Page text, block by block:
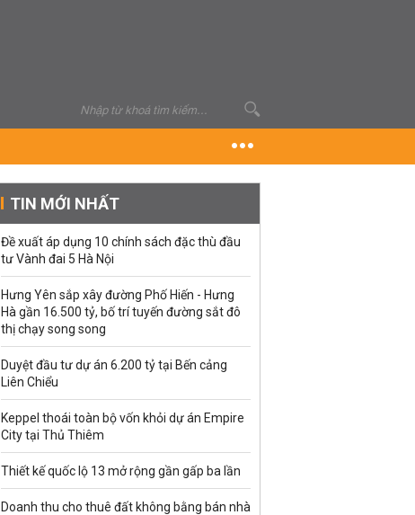
TIN MỚI NHẤT
Đề xuất áp dụng 10 chính sách đặc thù đầu
tư Vành đai 5 Hà Nội
Hưng Yên sắp xây đường Phố Hiến - Hưng
Hà gần 16.500 tỷ, bố trí tuyến đường sắt đô
thị chạy song song
Duyệt đầu tư dự án 6.200 tỷ tại Bến cảng
Liên Chiểu
Keppel thoái toàn bộ vốn khỏi dự án Empire
City tại Thủ Thiêm
Thiết kế quốc lộ 13 mở rộng gần gấp ba lần
Doanh thu cho thuê đất không bằng bán nhà